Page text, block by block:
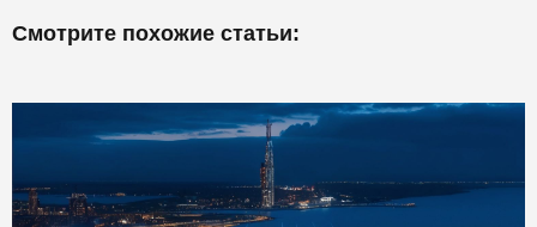
Смотрите похожие статьи: